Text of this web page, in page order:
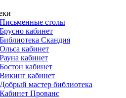
Письменные столы
Брусно кабинет
Библиотека Скандия
Ольса кабинет
Рауна кабинет
Бостон кабинет
Викинг кабинет
Добрый мастер библиотека
Кабинет Прованс